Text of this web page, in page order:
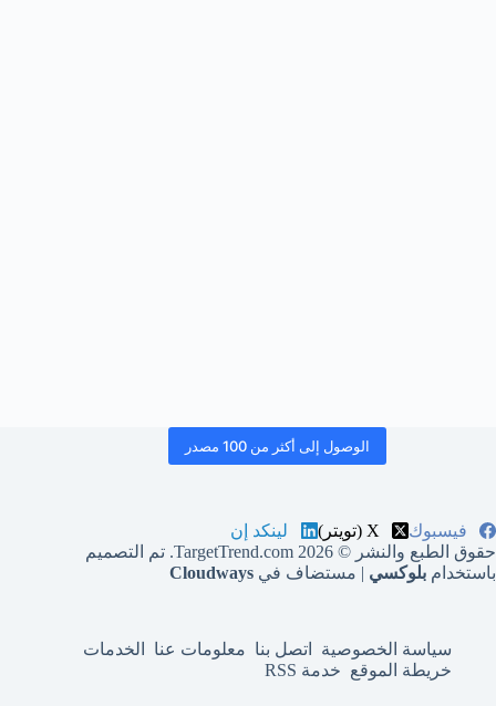
الوصول إلى أكثر من 100 مصدر
فيسبوك X (تويتر)
لينكد إن
حقوق الطبع والنشر © 2026 TargetTrend.com. تم التصميم
باستخدام بلوكسي | مستضاف في Cloudways
سياسة الخصوصية اتصل بنا معلومات عنا
الخدمات
خريطة الموقع خدمة RSS